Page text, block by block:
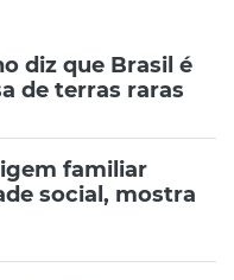
diz que Brasil é
de terras raras
familiar
social, mostra